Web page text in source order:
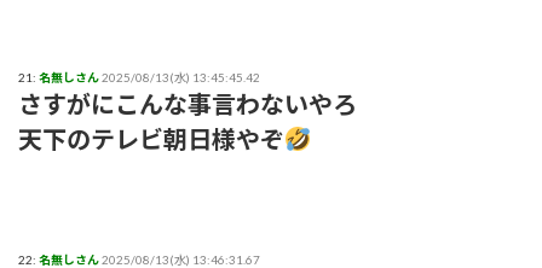
21: 名無しさん2025/08/13(水) 13:45:45.42
さすがにこんな事言わないやろ
天下のテレビ朝日様やぞ
22: 名無しさん2025/08/13(水) 13:46:31.67